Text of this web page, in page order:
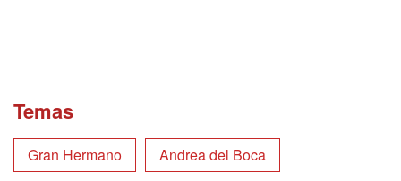
Temas
Gran Hermano Andrea del Boca